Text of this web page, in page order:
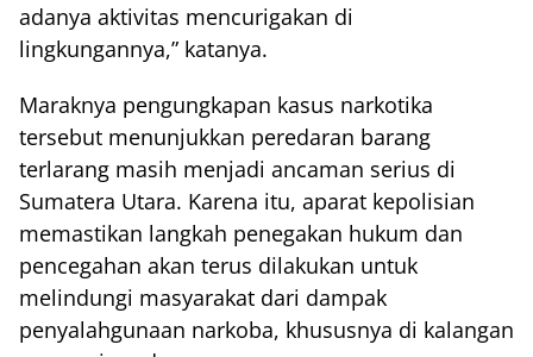
adanya aktivitas mencurigakan di
lingkungannya,” katanya.
Maraknya pengungkapan kasus narkotika
tersebut menunjukkan peredaran barang
terlarang masih menjadi ancaman serius di
Sumatera Utara. Karena itu, aparat kepolisian
memastikan langkah penegakan hukum dan
pencegahan akan terus dilakukan untuk
melindungi masyarakat dari dampak
penyalahgunaan narkoba, khususnya di kalangan